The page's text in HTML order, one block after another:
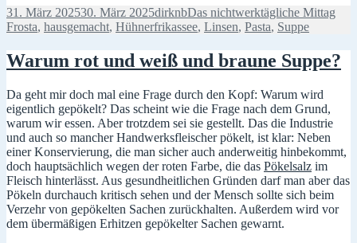
Veröffentlicht
am
31. März 202530. März 2025Autor
dirknbKategorien
Das nichtwerktägliche Mittag
Frosta, hausgemacht, Hühnerfrikassee, Linsen, Pasta, Suppe
Warum rot und weiß und braune Suppe?
Da geht mir doch mal eine Frage durch den Kopf: Warum wird
eigentlich gepökelt? Das scheint wie die Frage nach dem Grund,
warum wir essen. Aber trotzdem sei sie gestellt. Das die Industrie
und auch so mancher Handwerksfleischer pökelt, ist klar: Neben
einer Konservierung, die man sicher auch anderweitig hinbekommt,
doch hauptsächlich wegen der roten Farbe, die das Pökelsalz im
Fleisch hinterlässt. Aus gesundheitlichen Gründen darf man aber das
Pökeln durchauch kritisch sehen und der Mensch sollte sich beim
Verzehr von gepökelten Sachen zurückhalten. Außerdem wird vor
dem übermäßigen Erhitzen gepökelter Sachen gewarnt.